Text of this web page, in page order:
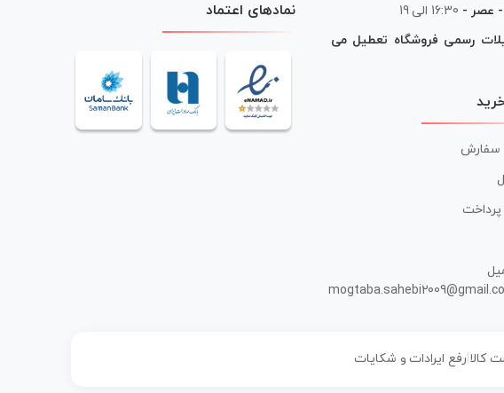
- عصر - 16:30 الی 19
رسمی فروشگاه تعطیل می
سفارش
نمادهای اعتماد
کالا رفع ایرادات و شکایات